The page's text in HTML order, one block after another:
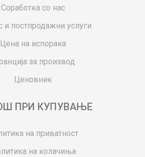
Соработка со нас
и постпродажни услуги
Цена на испорака
за производ
Ценовник
ПРИ КУПУВАЊЕ
на приватност
на колачиња